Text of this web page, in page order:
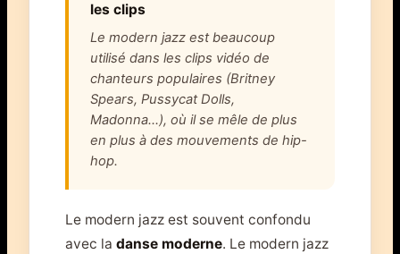
les clips
Le modern jazz est beaucoup
utilisé dans les clips vidéo de
chanteurs populaires (Britney
Spears, Pussycat Dolls,
Madonna…), où il se mêle de plus
en plus à des mouvements de hip-
hop.
Le modern jazz est souvent confondu
avec la danse moderne. Le modern jazz